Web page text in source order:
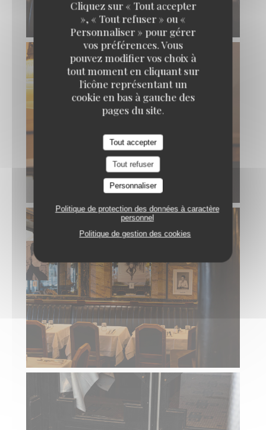
Cliquez sur « Tout accepter
», « Tout refuser » ou «
Personnaliser » pour gérer
vos préférences. Vous
pouvez modifier vos choix à
tout moment en cliquant sur
l'icône représentant un
cookie en bas à gauche des
pages du site.
Tout accepter
Tout refuser
Personnaliser
Politique de protection des données à caractère
personnel
Politique de gestion des cookies